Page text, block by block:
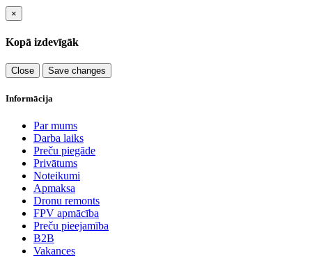
×
Kopā izdevīgāk
Close Save changes
Informācija
Par mums
Darba laiks
Preču piegāde
Privātums
Noteikumi
Apmaksa
Dronu remonts
FPV apmācība
Preču pieejamība
B2B
Vakances